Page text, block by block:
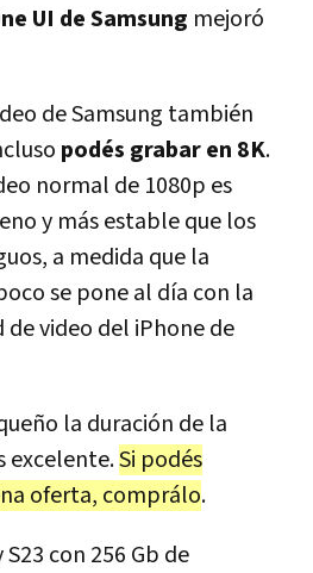
UI de Samsung mejoró
de Samsung también
podés grabar en 8K.
normal de 1080p es
y más estable que los
a medida que la
se pone al día con la
video del iPhone de
la duración de la
excelente.Si podés
oferta, comprálo.
con 256 Gb de